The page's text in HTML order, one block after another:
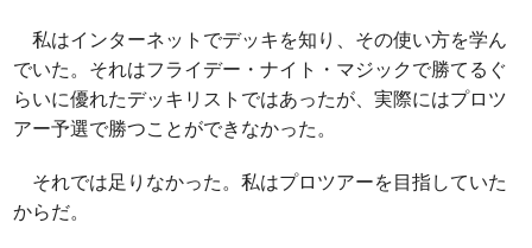
私はインターネットでデッキを知り、その使い方を学ん
でいた。それはフライデー・ナイト・マジックで勝てるぐ
らいに優れたデッキリストではあったが、実際にはプロツ
アー予選で勝つことができなかった。
それでは足りなかった。私はプロツアーを目指していた
からだ。